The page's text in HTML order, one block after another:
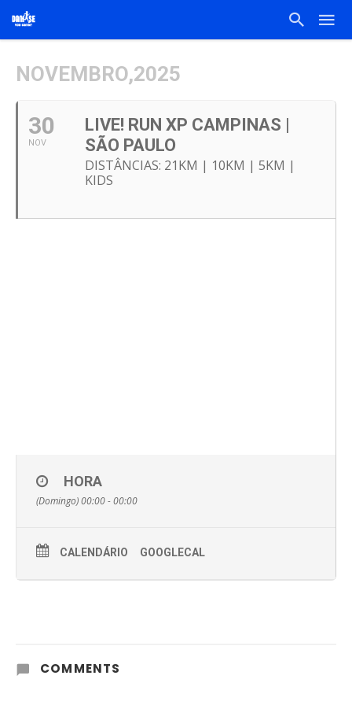
NOVEMBRO,2025
30
NOV
LIVE! RUN XP CAMPINAS |
SÃO PAULO
DISTÂNCIAS: 21KM | 10KM | 5KM |
KIDS
HORA
(Domingo) 00:00 - 00:00
CALENDÁRIO GOOGLECAL
COMMENTS